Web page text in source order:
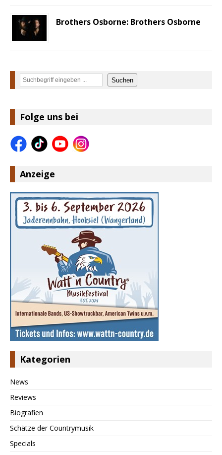
Brothers Osborne: Brothers Osborne
Suchen Suchen
Folge uns bei
Anzeige
Kategorien
News
Reviews
Biografien
Schätze der Countrymusik
Specials